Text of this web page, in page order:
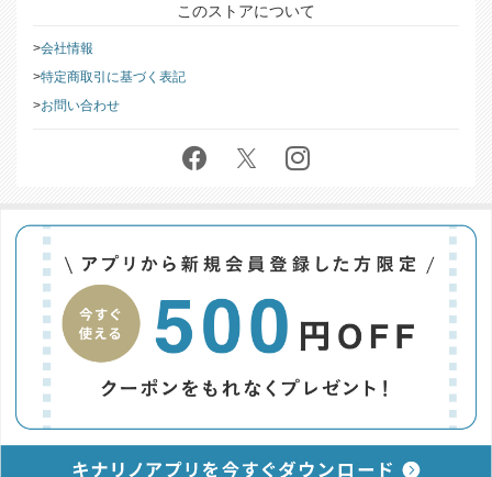
このストアについて
会社情報
特定商取引に基づく表記
お問い合わせ